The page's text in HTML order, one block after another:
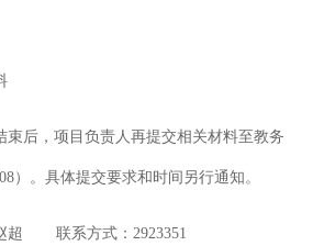
束后，项目负责人再提交相关材料至教务
）。具体提交要求和时间另行通知。
超 联系方式： 2923351